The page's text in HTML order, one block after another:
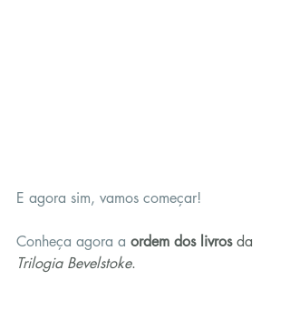
E agora sim, vamos começar!
Conheça agora a ordem dos livros da
Trilogia Bevelstoke.